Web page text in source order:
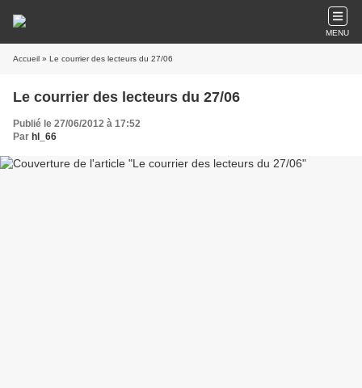
MENU
Accueil » Le courrier des lecteurs du 27/06
Le courrier des lecteurs du 27/06
Publié le 27/06/2012 à 17:52
Par hl_66